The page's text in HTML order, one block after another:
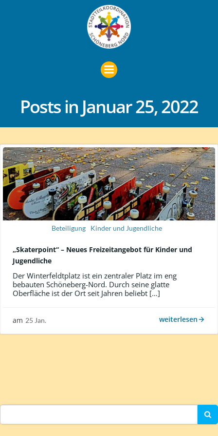
Zum
Inhalt
springen
Posts in Januar 25, 2022
Beteiligung Kinder und Jugendliche
„Skaterpoint“ – Neues Freizeitangebot für Kinder und
Jugendliche
Der Winterfeldtplatz ist ein zentraler Platz im eng
bebauten Schöneberg-Nord. Durch seine glatte
Oberfläche ist der Ort seit Jahren beliebt […]
am 25 Jan. weiterlesen
for: